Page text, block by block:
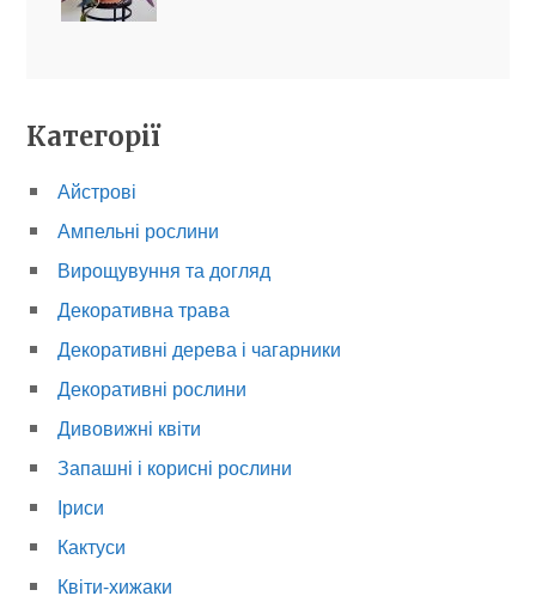
Категорії
Айстрові
Ампельні рослини
Вирощувуння та догляд
Декоративна трава
Декоративні дерева і чагарники
Декоративні рослини
Дивовижні квіти
Запашні і корисні рослини
Іриси
Кактуси
Квіти-хижаки